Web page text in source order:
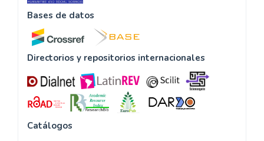
Bases de datos
Directorios y repositorios internacionales
Catálogos